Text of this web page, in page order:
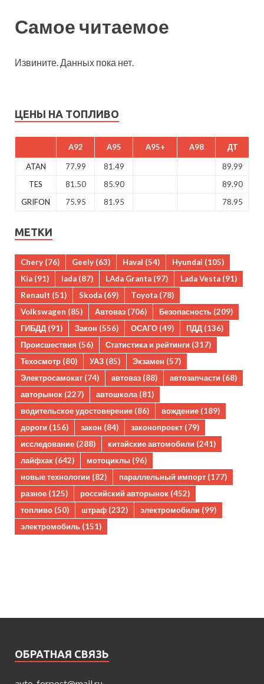
Самое читаемое
Извините. Данных пока нет.
ЦЕНЫ НА ТОПЛИВО
A92 A95 A95+ A98 ДТ
ATAN 77.99 81.49
89.99
TES
81.50 85.90
89.90
GRIFON
75.95 81.95 78.95
МЕТКИ
Chery (76) Geely (63) Haval (54) Hyundai (105)
Kia (91) lada (87) LAda Granta (97) Lada Vesta (91)
Renault (51) Skoda (69) Toyota (78)
Volkswagen (85) Автоваз (706) Безопасность (209)
ГИБДД (91) Закон (556) ОСАГО (49) ПДД (136)
Происшествия (56) Статистика и рейтинги (317)
Техосмотр (80) УАЗ (85) Экзамен (57)
Электросамокат (74) автоваз (88) автозапчасти (68)
авторынок (227) автошкола (81)
водительское удостоверение (86) вождение (189)
дороги (156) закон (84) законопроект (79)
исследование (288) китайские автомобили (241)
лайфхак (642) мотоциклы (96)
новые технологии (82) параллельный импорт (177)
разное (125) российский авторынок (452)
топливо (50) штраф (232) электромобили (99)
электромобиль (151)
ОБРАТНАЯ СВЯЗЬ